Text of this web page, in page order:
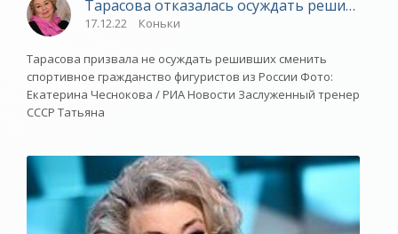
Тарасова отказалась осуждать решивших
17.12.22 Коньки
Тарасова призвала не осуждать решивших сменить
спортивное гражданство фигуристов из России Фото:
Екатерина Чеснокова / РИА Новости Заслуженный тренер
СССР Татьяна